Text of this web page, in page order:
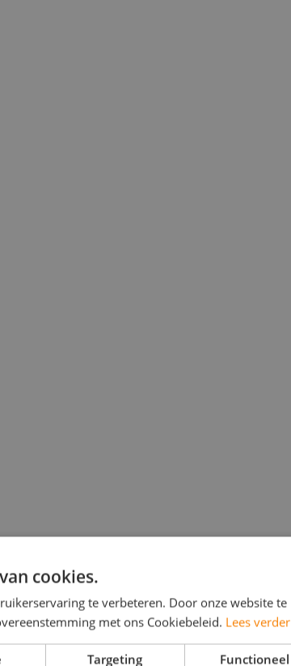
cookies.
te verbeteren. Door onze website te
met ons Cookiebeleid. Lees verder
Targeting Functioneel